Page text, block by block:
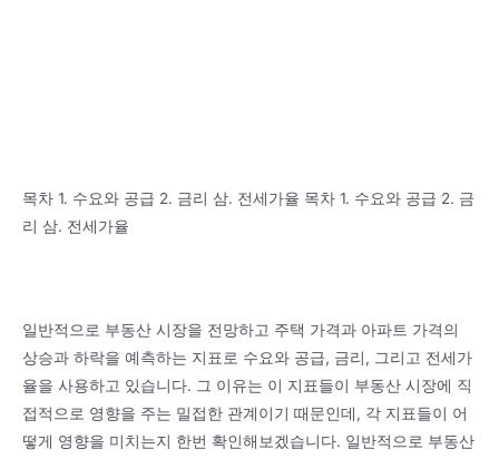
목차 1. 수요와 공급 2. 금리 삼. 전세가율 목차 1. 수요와 공급 2. 금
리 삼. 전세가율
일반적으로 부동산 시장을 전망하고 주택 가격과 아파트 가격의
상승과 하락을 예측하는 지표로 수요와 공급, 금리, 그리고 전세가
율을 사용하고 있습니다. 그 이유는 이 지표들이 부동산 시장에 직
접적으로 영향을 주는 밀접한 관계이기 때문인데, 각 지표들이 어
떻게 영향을 미치는지 한번 확인해보겠습니다. 일반적으로 부동산